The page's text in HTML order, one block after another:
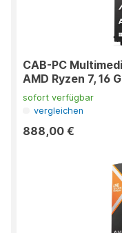
CAB-PC
AMD Ryzen 7, 16
sofort verfügbar
vergleichen
888,00 €